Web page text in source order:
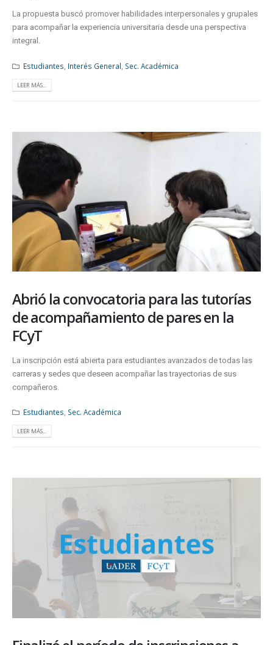
La propuesta buscó promover habilidades interpersonales y grupales
para acompañar la experiencia universitaria desde una perspectiva
integral.
Estudiantes Interés General Sec. Académica
LEER MÁS...
Abrió la convocatoria para las tutorías
de acompañamiento de pares en la
FCyT
La inscripción está abierta para estudiantes avanzados de todas las
carreras y sedes que deseen acompañar las trayectorias de sus
compañeros.
Estudiantes, Sec. Académica
LEER MÁS...